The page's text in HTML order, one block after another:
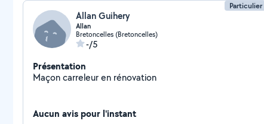
Particulier
Allan Guihery
Allan
Bretoncelles (Bretoncelles)
-/5
Présentation
Maçon carreleur en rénovation
Aucun avis pour l'instant